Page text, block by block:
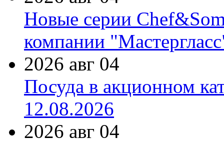
Новые серии
компании
2026 авг 04
Посуда в акционном
12.08.2026
2026 авг 04